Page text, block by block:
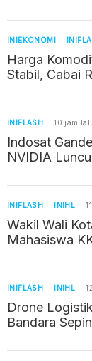
INIEKONOMI
Harga
Stabil, Cabai
INIFLASH 10 jam
Indosat
NVIDIA
INIFLASH INIHL
Wakil Wali
Mahasiswa
INIFLASH INIHL
Drone
Bandara